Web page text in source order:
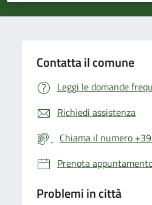
Contatta il comune
Leggi le domande
Richiedi assistenza
Chiama il numero
Prenota
Problemi in città